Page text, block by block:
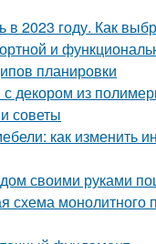
в 2023 году. Как
и
планировки
с декором из
советы
как изменить
своими руками
схема монолитного